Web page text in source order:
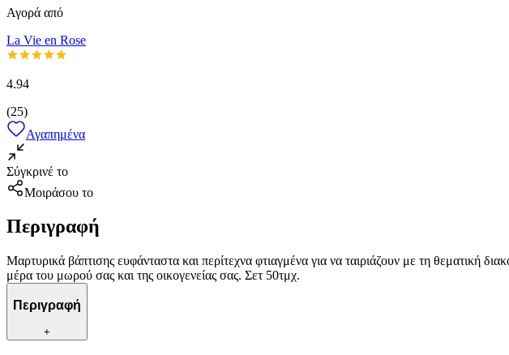
Αγορά από
La Vie en Rose
4.94
(25)
Αγαπημένα
Σύγκρινέ το
Μοιράσου το
Περιγραφή
Μαρτυρικά βάπτισης ευφάνταστα και περίτεχνα φτιαγμένα για να ταιριάζουν με τη θεματική
μέρα του μωρού σας και της οικογενείας σας. Σετ 50τμχ.
Περιγραφή
+